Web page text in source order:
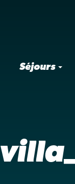
Séjours